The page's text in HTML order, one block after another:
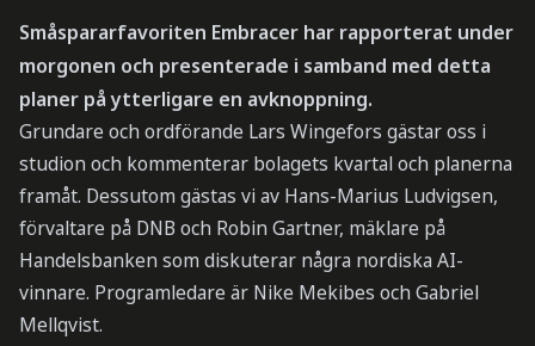
Småspararfavoriten Embracer har rapporterat under
morgonen och presenterade i samband med detta
planer på ytterligare en avknoppning.
Grundare och ordförande Lars Wingefors gästar oss i
studion och kommenterar bolagets kvartal och planerna
framåt. Dessutom gästas vi av Hans-Marius Ludvigsen,
förvaltare på DNB och Robin Gartner, mäklare på
Handelsbanken som diskuterar några nordiska AI-
vinnare. Programledare är Nike Mekibes och Gabriel
Mellqvist.